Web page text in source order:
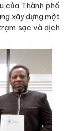
của Thành phố
xây dựng một
sạc và dịch